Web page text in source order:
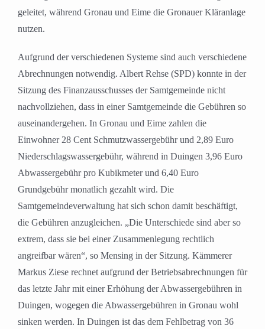
geleitet, während Gronau und Eime die Gronauer Kläranlage
nutzen.
Aufgrund der verschiedenen Systeme sind auch verschiedene
Abrechnungen notwendig. Albert Rehse (SPD) konnte in der
Sitzung des Finanzausschusses der Samtgemeinde nicht
nachvollziehen, dass in einer Samtgemeinde die Gebühren so
auseinandergehen. In Gronau und Eime zahlen die
Einwohner 28 Cent Schmutzwassergebühr und 2,89 Euro
Niederschlagswassergebühr, während in Duingen 3,96 Euro
Abwassergebühr pro Kubikmeter und 6,40 Euro
Grundgebühr monatlich gezahlt wird. Die
Samtgemeindeverwaltung hat sich schon damit beschäftigt,
die Gebühren anzugleichen. „Die Unterschiede sind aber so
extrem, dass sie bei einer Zusammenlegung rechtlich
angreifbar wären“, so Mensing in der Sitzung. Kämmerer
Markus Ziese rechnet aufgrund der Betriebsabrechnungen für
das letzte Jahr mit einer Erhöhung der Abwassergebühren in
Duingen, wogegen die Abwassergebühren in Gronau wohl
sinken werden. In Duingen ist das dem Fehlbetrag von 36